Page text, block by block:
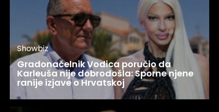
Showbiz
Gradonačelnik Vodica poručio da
Karleuša nije dobrodošla: Sporne njene
ranije izjave o Hrvatskoj